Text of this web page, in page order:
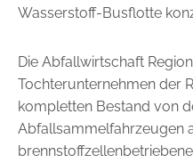
Wasserstoff-Busflotte
Die Abfallwirtschaft
Tochter­unternehmen der
kompletten Bestand von
Abfallsammelfahrzeugen